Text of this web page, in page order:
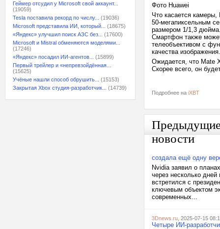
Геймер отсудил у Microsoft свой аккаунт...
(19059)
Tesla поставила рекорд по числу...
(19036)
Microsoft представила ИИ, который...
(18675)
«Яндекс» улучшил поиск АЗС без...
(17600)
Microsoft и Mistral обменяются моделями...
(17246)
«Яндекс» посадил ИИ-агентов...
(15899)
Первый трейлер и «непревзойдённая...
(15625)
Учёные нашли способ обрушить...
(15153)
Закрытая Xbox студия-разработчик...
(14739)
Фото Huawei
Что касается камеры,
50-мегапиксельным
размером 1/1,3
Смартфон также
телеобъективом с
качества изображения.
Ожидается, что Mate
Скорее всего, он
Подробнее на iXBT
новости
создала ещё одну
Nvidia заявил о
через несколько
встретился с
ключевым объектом
современных...
3Dnews.ru , 2025-07-15
Четыре ИИ-